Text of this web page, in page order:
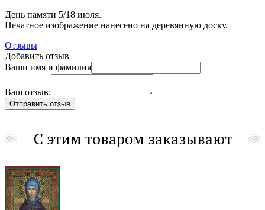
День памяти 5/18 июля.
Печатное изображение нанесено на деревянную доску.
Отзывы
Добавить отзыв
Ваши имя и фамилия
Ваш отзыв:
С этим товаром заказывают